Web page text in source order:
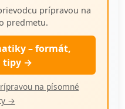
prípravou na
predmetu.
– formát,
tipy →
na písomné
→